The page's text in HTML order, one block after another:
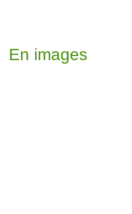
En images